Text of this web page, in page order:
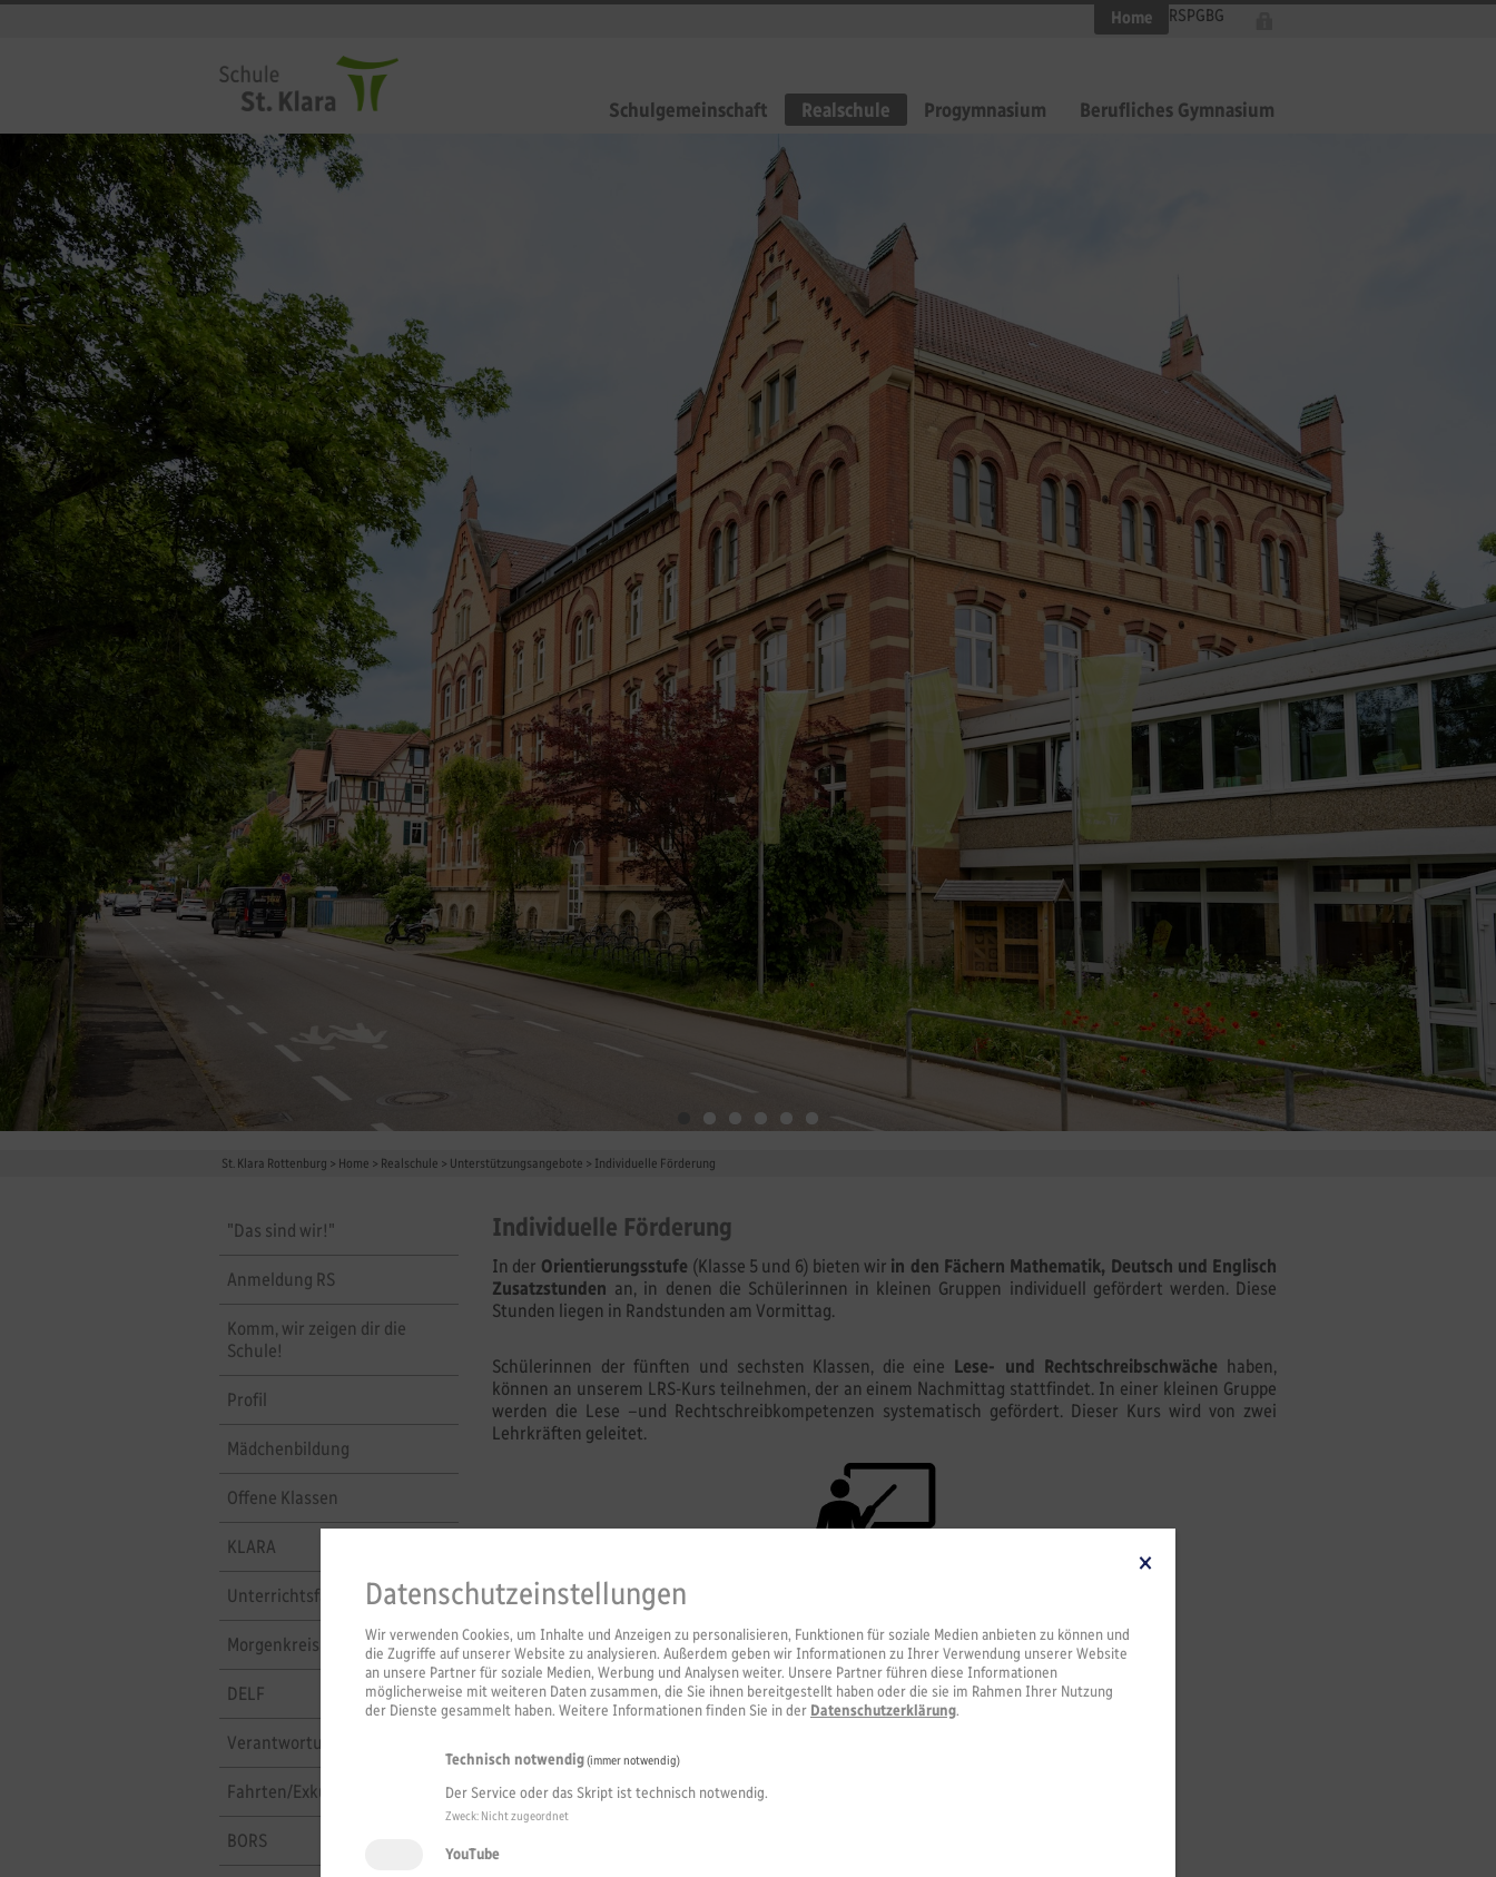
Home RSPGBG
Schulgemeinschaft Realschule Progymnasium Berufliches Gymnasium
St. Klara Rottenburg > Home > Realschule > Unterstützungsangebote > Individuelle Förderung
"Das sind wir!"
Anmeldung RS
Komm, wir zeigen dir die
Schule!
Profil
Mädchenbildung
Offene Klassen
KLARA
Unterrichtsfächer
Morgenkreis
DELF
Verantwortung übernehmen
Fahrten/Exkursionen
BORS
Individuelle Förderung
In der Orientierungsstufe (Klasse 5 und 6) bieten wir in den Fächern Mathematik, Deutsch und Englisch
Zusatzstunden an, in denen die Schülerinnen in kleinen Gruppen individuell gefördert werden. Diese
Stunden liegen in Randstunden am Vormittag.
Schülerinnen der fünften und sechsten Klassen, die eine Lese- und Rechtschreibschwäche haben,
können an unserem LRS-Kurs teilnehmen, der an einem Nachmittag stattfindet. In einer kleinen Gruppe
werden die Lese –und Rechtschreibkompetenzen systematisch gefördert. Dieser Kurs wird von zwei
Lehrkräften geleitet.
Datenschutzeinstellungen
Wir verwenden Cookies, um Inhalte und Anzeigen zu personalisieren, Funktionen für soziale Medien anbieten zu können und
die Zugriffe auf unserer Website zu analysieren. Außerdem geben wir Informationen zu Ihrer Verwendung unserer Website
an unsere Partner für soziale Medien, Werbung und Analysen weiter. Unsere Partner führen diese Informationen
möglicherweise mit weiteren Daten zusammen, die Sie ihnen bereitgestellt haben oder die sie im Rahmen Ihrer Nutzung
der Dienste gesammelt haben. Weitere Informationen finden Sie in der Datenschutzerklärung.
Technisch notwendig(immer notwendig)
Der Service oder das Skript ist technisch notwendig.
Zweck: Nicht zugeordnet
YouTube